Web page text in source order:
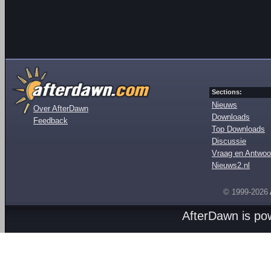
Over AfterDawn
Feedback
Sections:
Nieuws
Downloads
Top Downloads
Discussie
Vraag en
Nieuws2.nl
© 1999-2026
AfterDawn is